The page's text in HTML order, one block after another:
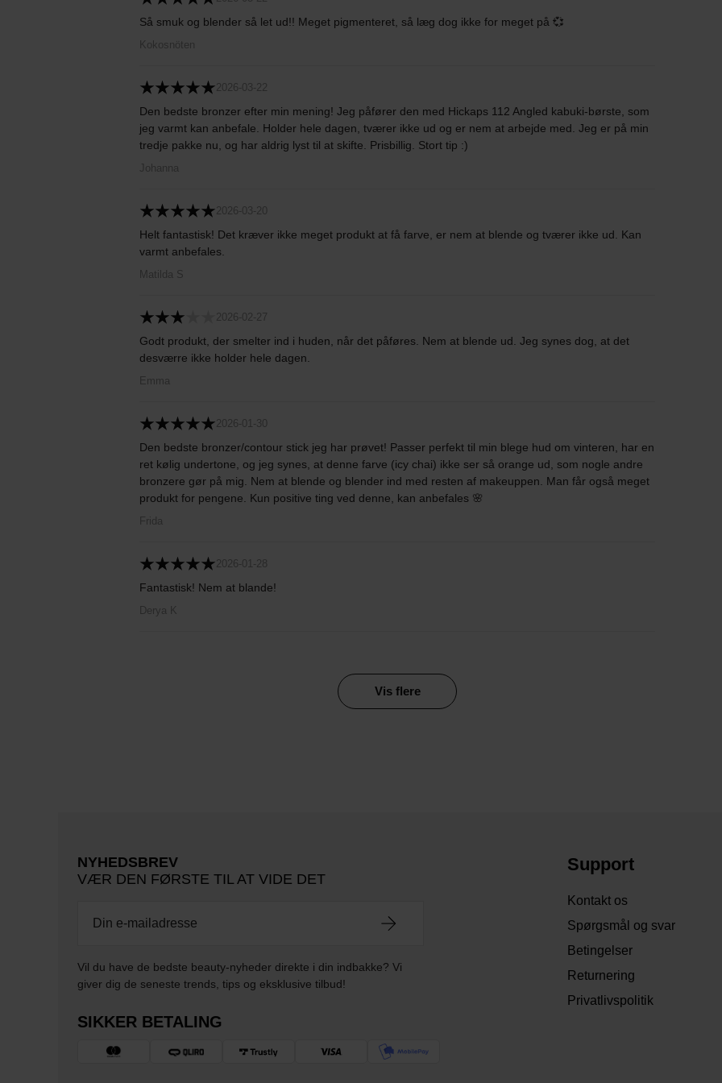
Så smuk og blender så let ud!! Meget pigmenteret, så læg dog ikke for meget på 💞
Kokosnöten
2026-03-22
Den bedste bronzer efter min mening! Jeg påfører den med Hickaps 112 Angled kabuki-børste, som
jeg varmt kan anbefale. Holder hele dagen, tværer ikke ud og er nem at arbejde med. Jeg er på min
tredje pakke nu, og har aldrig lyst til at skifte. Prisbillig. Stort tip :)
Johanna
2026-03-20
Helt fantastisk! Det kræver ikke meget produkt at få farve, er nem at blende og tværer ikke ud. Kan
varmt anbefales.
Matilda S
2026-02-27
Godt produkt, der smelter ind i huden, når det påføres. Nem at blende ud. Jeg synes dog, at det
desværre ikke holder hele dagen.
Emma
2026-01-30
Den bedste bronzer/contour stick jeg har prøvet! Passer perfekt til min blege hud om vinteren, har en
ret kølig undertone, og jeg synes, at denne farve (icy chai) ikke ser så orange ud, som nogle andre
bronzere gør på mig. Nem at blende og blender ind med resten af makeuppen. Man får også meget
produkt for pengene. Kun positive ting ved denne, kan anbefales 🌸
Frida
2026-01-28
Fantastisk! Nem at blande!
Derya K
Vis flere
NYHEDSBREV
VÆR DEN FØRSTE TIL AT VIDE DET
Vil du have de bedste beauty-nyheder direkte i din indbakke? Vi
giver dig de seneste trends, tips og eksklusive tilbud!
SIKKER BETALING
Support
Kontakt os
Spørgsmål og svar
Betingelser
Returnering
Privatlivspolitik